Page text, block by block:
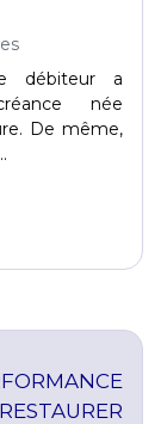
débiteur a
née
De même,